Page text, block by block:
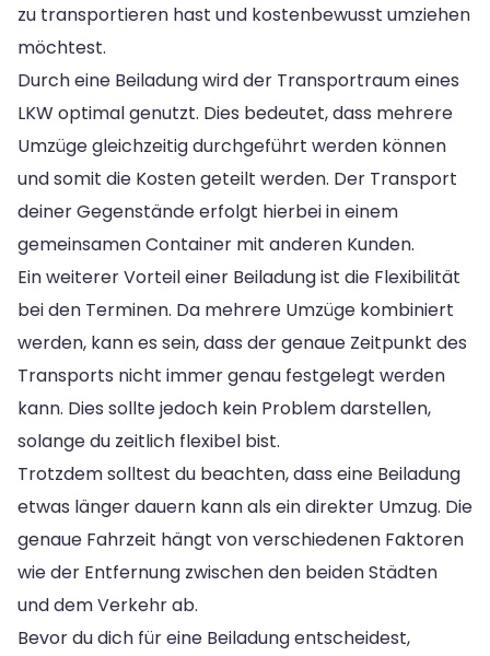
zu transportieren hast und kostenbewusst umziehen
möchtest.
Durch eine Beiladung wird der Transportraum eines
LKW optimal genutzt. Dies bedeutet, dass mehrere
Umzüge gleichzeitig durchgeführt werden können
und somit die Kosten geteilt werden. Der Transport
deiner Gegenstände erfolgt hierbei in einem
gemeinsamen Container mit anderen Kunden.
Ein weiterer Vorteil einer Beiladung ist die Flexibilität
bei den Terminen. Da mehrere Umzüge kombiniert
werden, kann es sein, dass der genaue Zeitpunkt des
Transports nicht immer genau festgelegt werden
kann. Dies sollte jedoch kein Problem darstellen,
solange du zeitlich flexibel bist.
Trotzdem solltest du beachten, dass eine Beiladung
etwas länger dauern kann als ein direkter Umzug. Die
genaue Fahrzeit hängt von verschiedenen Faktoren
wie der Entfernung zwischen den beiden Städten
und dem Verkehr ab.
Bevor du dich für eine Beiladung entscheidest,